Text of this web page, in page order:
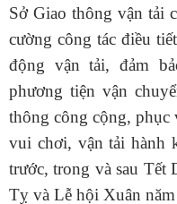
Sở Giao thông vận tải
cường công tác điều
động vận tải, đảm
phương tiện vận
thông công cộng, phục
vui chơi, vận tải hành
trước, trong và sau Tết
Tỵ và Lễ hội Xuân